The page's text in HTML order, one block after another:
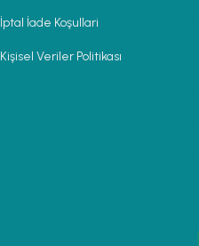
İptal İade Koşullari
Kişisel Veriler Politikası